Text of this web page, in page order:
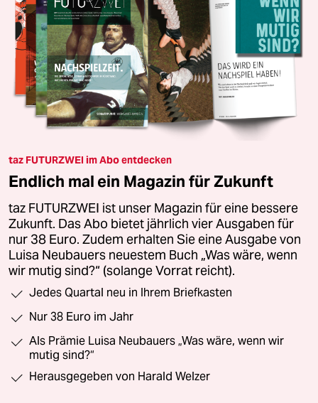
taz FUTURZWEI im Abo entdecken
Endlich mal ein Magazin für Zukunft
taz FUTURZWEI ist unser Magazin für eine bessere
Zukunft. Das Abo bietet jährlich vier Ausgaben für
nur 38 Euro. Zudem erhalten Sie eine Ausgabe von
Luisa Neubauers neuestem Buch „Was wäre, wenn
wir mutig sind?“ (solange Vorrat reicht).
Jedes Quartal neu in Ihrem Briefkasten
Nur 38 Euro im Jahr
Als Prämie Luisa Neubauers „Was wäre, wenn wir
mutig sind?“
Herausgegeben von Harald Welzer